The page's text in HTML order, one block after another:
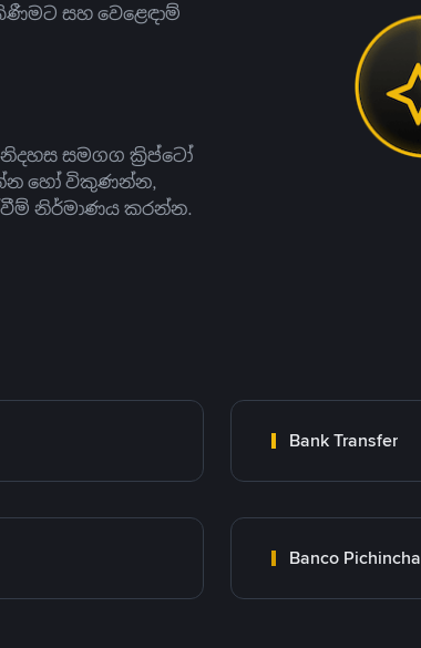
සහ වෙළෙඳාම්
සමගග ක්‍රිප්ටෝ
හෝ විකුණන්න,
නිර්මාණය කරන්න.
Bank Transfer
Banco Pichincha